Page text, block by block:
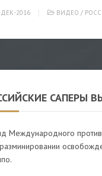
2016 ВИДЕО /
САПЕРЫ
Международного